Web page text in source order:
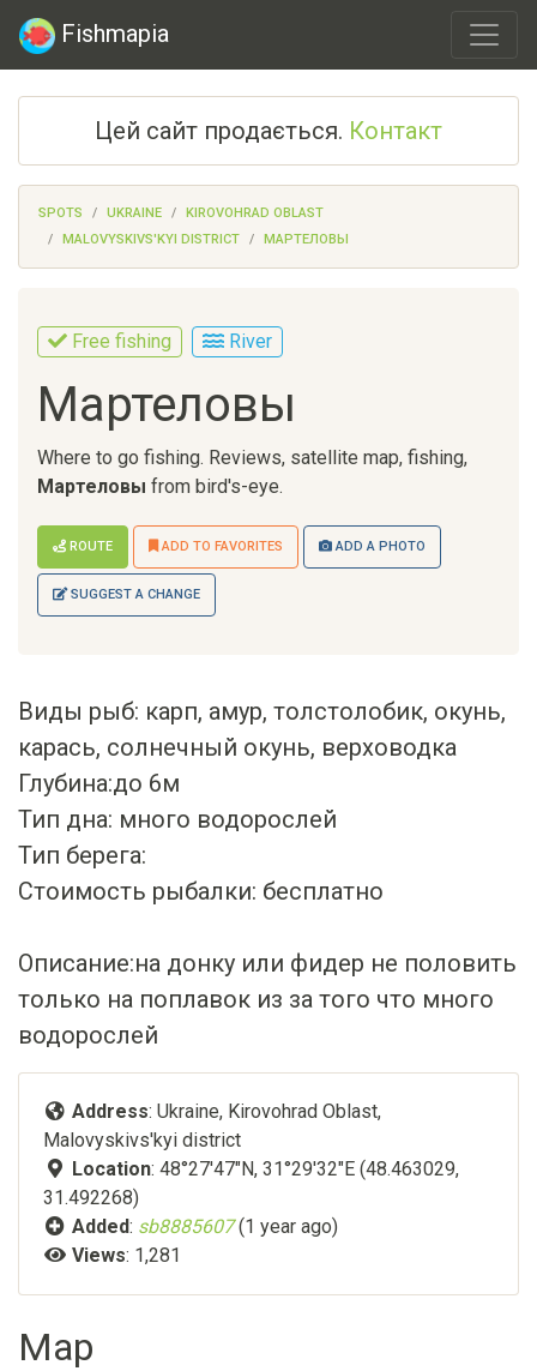
Fishmapia
Цей сайт продається. Контакт
SPOTS UKRAINE
KIROVOHRAD OBLAST
MALOVYSKIVS'KYI DISTRICT
МАРТЕЛОВЫ
Free fishing River
Мартеловы
Where to go fishing. Reviews, satellite map, fishing,
Мартеловы from bird's-eye.
ROUTE ADD TO FAVORITES ADD A PHOTO
SUGGEST A CHANGE
Виды рыб: карп, амур, толстолобик, окунь,
карась, солнечный окунь, верховодка
Глубина:до 6м
Тип дна: много водорослей
Тип берега:
Стоимость рыбалки: бесплатно
Описание:на донку или фидер не половить
только на поплавок из за того что много
водорослей
Address: Ukraine, Kirovohrad Oblast,
Malovyskivs'kyi district
Location: 48°27'47"N, 31°29'32"E (48.463029,
31.492268)
Added: sb8885607 (1 year ago)
Views: 1,281
Map